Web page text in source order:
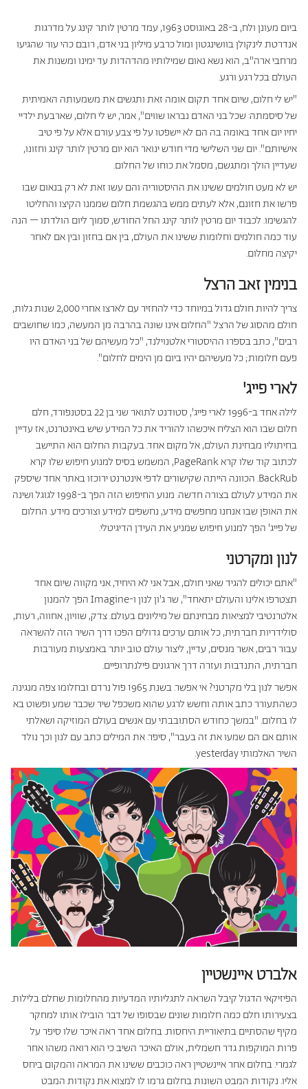
כריות מלונות היוקרה כריות היברידיות
עמינח X השטיח האדום
ביום מעונן ולח, ב-28 באוגוסט 1963, עמד מרטין לותר קינג על מדרגות
אנדרטת לינקולן בוושינגטון ומול כרבע מיליון בני אדם, רובם כהי עור שהגיעו
מרחבי ארה"ב, הוא נשא נאום שמילותיו מהדהדות עד ימינו ומשנות את
העולם בכל רגע ורגע.
"יש לי חלום, שיום אחד תקום אומה זאת ותגשים את משמעותה האמיתית
של סיסמתה: שכל בני האדם נבראו שווים", אמר, יש לי חלום, שארבעת ילדיי
יחיו יום אחד באומה בה הם לא יישפטו על פי צבע עורם אלא על פי טיב
אישיותם". יום שני השלישי מדי חודש ינואר הוא יום מרטין לותר קינג וחזונו,
שעדיין הולך ומתגשם, מסמל את כוחו של החלום.
יש לא מעט חולמים ששינו את ההיסטוריה והם עשו זאת לא רק בנאום שבו
פרשו את חזונם, אלא לעתים ממש בהגשמת חלום שממנו הקיצו והחליטו
להגשימו. לכבוד יום מרטין לותר קינג החל החודש, סמוך ליום הולדתו – הנה
עוד כמה חולמים וחלומות ששינו את העולם, בין אם בחזון ובין אם לאחר
יקיצה מחלום.
בנימין זאב הרצל
צריך להיות חולם גדול במיוחד כדי להחזיר עם לארצו אחרי 2,000 שנות גלות,
חולם מהסוג של הרצל. "החלום אינו שונה בהרבה מן המעשה, כמו שחושבים
רבים", כתב בספרו ההיסטורי אלטנוילנד, "כל מעשיהם של בני האדם היו
פעם חלומות; כל מעשיהם יהיו ביום מן הימים לחלום".
לארי פייג'
לילה אחד ב-1996 לארי פייג', סטודנט לתואר שני בן 22 בסטנפורד, חלם
חלום שבו הוא הצליח איכשהו להוריד את כל המידע שיש באינטרנט, אז עדיין
בחיתוליו מבחינת העולם, אל מקום אחד. בעקבות החלום הוא התיישב
לכתוב קוד שלו קרא PageRank, המשמש בסיס למנוע חיפוש שלו קרא
BackRub. הכוונה הייתה שקישורים לדפי אינטרנט ירוכזו באתר אחד שיספק
את המידע לעולם בצורה חדשה. מנוע החיפוש הזה הפך ב-1998 לגוגל ושינה
את האופן שבו אנחנו מחפשים מידע, נחשפים למידע וצורכים מידע. החלום
של פייג' הפך למנוע חיפוש שמניע את העידן הדיגיטלי.
לנון ומקרטני
"אתם יכולים להגיד שאני חולם, אבל אני לא היחיד, אני מקווה שיום אחד
תצטרפו אלינו והעולם יתאחד", שר ג'ון לנון ו-Imagine הפך להמנון
אלטרנטיבי למציאות מבחינתם של מיליונים בעולם. צדק, שוויון, אחווה, רעות,
סולידריות חברתית, כל אותם ערכים גדולים הפכו דרך השיר הזה להשראה
עבור רבים, אשר מנסים, עדיין, ליצור עולם טוב יותר באמצעות מעורבות
חברתית, התנדבות ועזרה דרך ארגונים פילנתרופיים.
אפשר לנון בלי מקרטני? אי אפשר. בשנת 1965 פול נרדם ובחלומו צפה מנגינה.
כשהתעורר כתב אותה וחשש לרגע שהוא משכפל שיר שכבר שמע ופשוט בא
לו בחלום. "במשך כחודש הסתובבתי עם אנשים בעולם המוזיקה ושאלתי
אותם אם הם שמעו את זה בעבר", סיפר. את המילים כתב עם לנון וכך נולד
השיר האלמותי yesterday.
אלברט איינשטיין
הפיזיקאי הדגול קיבל השראה לתגליותיו המדעיות מהחלומות שחלם בלילות.
בצעירותו חלם כמה חלומות שונים שבסופו של דבר הובילו אותו למחקר
מקיף שהסתיים בתיאוריית היחסות. בחלום אחד ראה איכר שלו סיפר על
פרות המוקפות גדר חשמלית, אולם האיכר השיב כי הוא רואה משהו אחר
לגמרי. בחלום אחר איינשטיין ראה כוכבים ששינו את המראה והמקום ביחס
אליו. נקודות המבט השונות בחלום גרמו לו למצוא את נקודות המבט